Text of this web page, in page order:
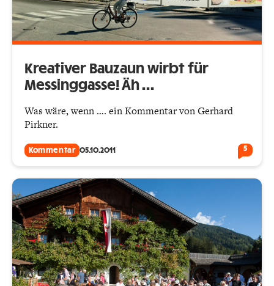
Kreativer Bauzaun wirbt für
Messinggasse! Äh …
Was wäre, wenn …. ein Kommentar von Gerhard
Pirkner.
Kommentar 05.10.2011 5